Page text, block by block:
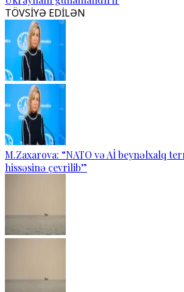
TÖVSİYƏ EDİLƏN
M.Zaxarova: “NATO və Aİ beynəlxalq
hissəsinə çevrilib”